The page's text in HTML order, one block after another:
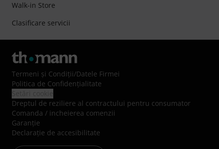
Walk-in Store
Clasificare servicii
Termeni şi Condiţii/Datele Firmei
Politica de Confidenţialitate
Dreptul de reziliere al contractului pentru consumator
Comanda / incheierea comenzii
Garanție
Declarație de accesibilitate